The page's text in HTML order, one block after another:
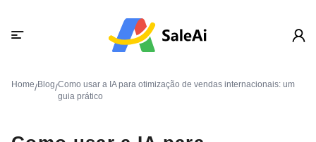
Home/Blog/Como usar a IA para otimização de vendas internacionais: um
guia prático